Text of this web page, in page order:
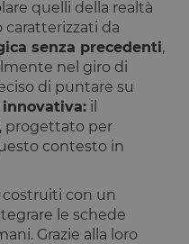
quelli della realtà
da
senza precedenti,
nel giro di
di puntare su
il
progettato per
contesto in
costruiti con un
le schede
Grazie alla loro
consentono le
come l'accesso
Il sito web non
senza i cookie
/
Scadenza
29 minuti
vantaggioso